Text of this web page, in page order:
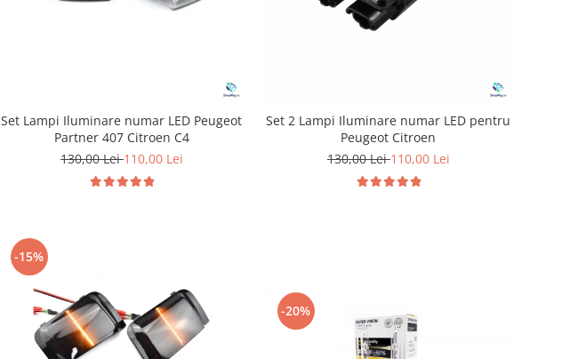
Set Lampi Iluminare numar LED Peugeot
Partner 407 Citroen C4
130,00 Lei110,00 Lei
Set 2 Lampi Iluminare numar LED pentru
Peugeot Citroen
130,00 Lei110,00 Lei
-15%
-20%